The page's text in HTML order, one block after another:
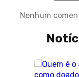
Nenhum